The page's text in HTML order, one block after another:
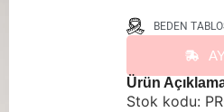
BEDEN
Ürün
Stok kodu: